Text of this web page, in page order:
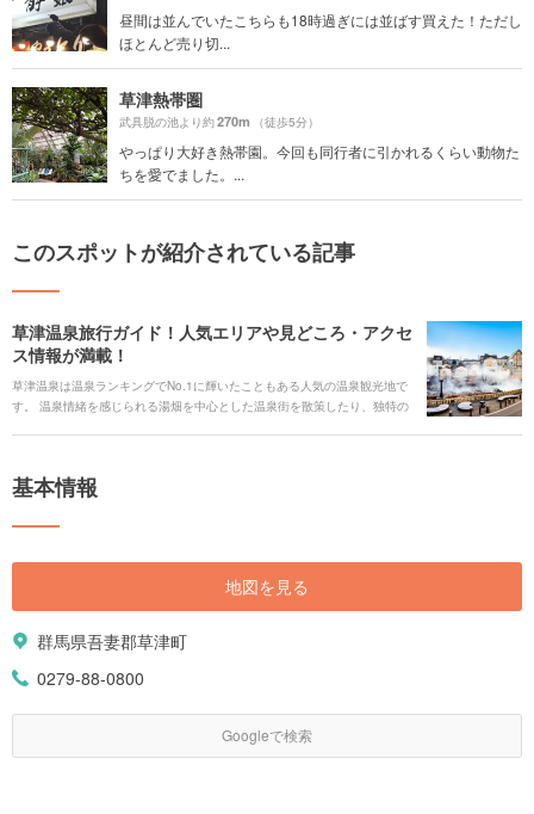
昼間は並んでいたこちらも18時過ぎには並ばす買えた！ただし
ほとんど売り切...
草津熱帯圏
武具脱の池より約270m （徒歩5分）
やっぱり大好き熱帯園。今回も同行者に引かれるくらい動物た
ちを愛でました。...
このスポットが紹介されている記事
草津温泉旅行ガイド！人気エリアや見どころ・アクセ
ス情報が満載！
草津温泉は温泉ランキングでNo.1に輝いたこともある人気の温泉観光地で
す。 温泉情緒を感じられる湯畑を中心とした温泉街を散策したり、独特の
通、イベント情報まで、草津温泉への旅行の魅力をまとめてご紹介しま
基本情報
地図を見る
群馬県吾妻郡草津町
0279-88-0800
Googleで検索